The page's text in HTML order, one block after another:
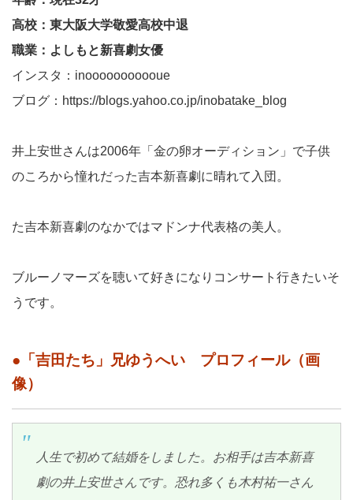
高校：東大阪大学敬愛高校中退
職業：よしもと新喜劇女優
インスタ：inooooooooooue
ブログ：https://blogs.yahoo.co.jp/inobatake_blog
井上安世さんは2006年「金の卵オーディション」で子供
のころから憧れだった吉本新喜劇に晴れて入団。
た吉本新喜劇のなかではマドンナ代表格の美人。
ブルーノマーズを聴いて好きになりコンサート行きたいそ
うです。
●「吉田たち」兄ゆうへい プロフィール（画
像）
人生で初めて結婚をしました。お相手は吉本新喜
劇の井上安世さんです。恐れ多くも木村祐一さん